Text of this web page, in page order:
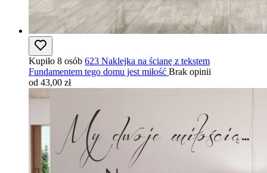
Kupiło 8 osób 623 Naklejka na ścianę z tekstem
Fundamentem tego domu jest miłość Brak opinii
od 43,00 zł